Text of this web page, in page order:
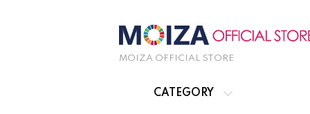
MOIZA OFFICIAL STORE
CATEGORY